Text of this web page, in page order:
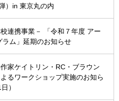
）in 東京丸の内
連携事業－ 「令和７年度 アー
ム」延期のお知らせ
家ケイトリン・RC・ブラウン
るワークショップ実施のお知ら
）